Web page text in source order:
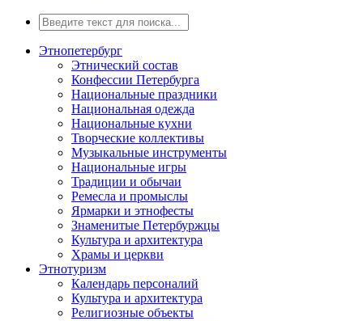
Этнопетербург
Этнический состав
Конфессии Петербурга
Национальные праздники
Национальная одежда
Национальные кухни
Творческие коллективы
Музыкальные инструменты
Национальные игры
Традиции и обычаи
Ремесла и промыслы
Ярмарки и этнофесты
Знаменитые Петербуржцы
Культура и архитектура
Храмы и церкви
Этнотуризм
Календарь персоналий
Культура и архитектура
Религиозные объекты